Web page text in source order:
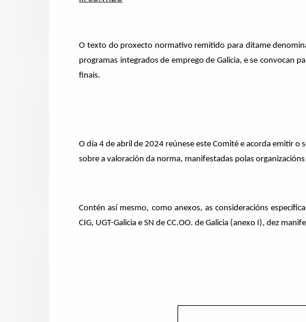
O texto do proxecto normativo remitido para ditame
programas integrados de emprego de Galicia, e se convocan
finais.
O día 4 de abril de 2024 reúnese este Comité e acorda emitir
sobre a valoración da norma, manifestadas polas
Contén así mesmo, como anexos, as consideracións
CIG, UGT-Galicia e SN de CC.OO. de Galicia (anexo I), dez